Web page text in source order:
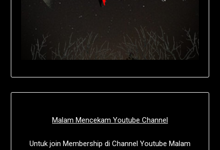
Malam Mencekam Youtube Channel
Untuk join Membership di Channel Youtube Malam